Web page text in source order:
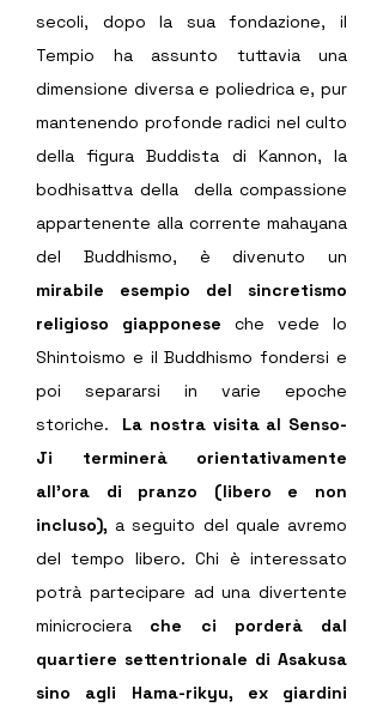
secoli, dopo la sua fondazione, il
Tempio ha assunto tuttavia una
dimensione diversa e poliedrica e, pur
mantenendo profonde radici nel culto
della figura Buddista di Kannon, la
bodhisattva della  della compassione
appartenente alla corrente mahayana
mirabile esempio del sincretismo
religioso giapponese che vede lo
Shintoismo e il Buddhismo fondersi e
poi separarsi in varie epoche
storiche. La nostra visita al Senso-
Ji terminerà orientativamente
all'ora di pranzo (libero e non
incluso), a seguito del quale avremo
del tempo libero. Chi è interessato
potrà partecipare ad una divertente
minicrociera che ci porderà dal
quartiere settentrionale di Asakusa
sino agli Hama-rikyu, ex giardini